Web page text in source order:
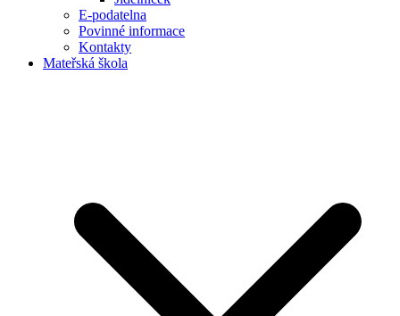
E-podatelna
Povinné informace
Kontakty
Mateřská škola